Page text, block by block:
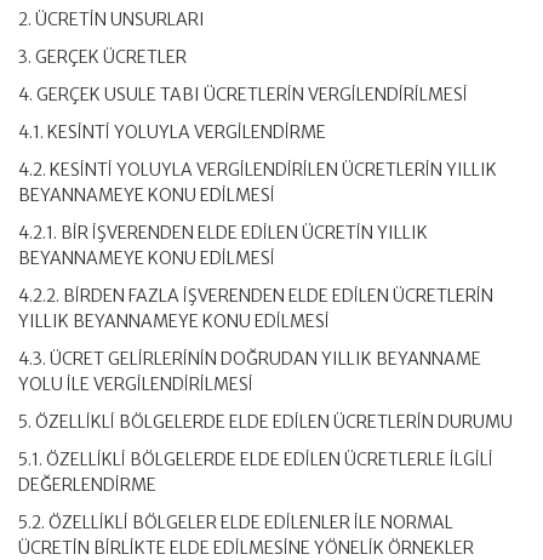
2. ÜCRETİN UNSURLARI
3. GERÇEK ÜCRETLER
4. GERÇEK USULE TABI ÜCRETLERİN VERGİLENDİRİLMESİ
4.1. KESİNTİ YOLUYLA VERGİLENDİRME
4.2. KESİNTİ YOLUYLA VERGİLENDİRİLEN ÜCRETLERİN YILLIK
BEYANNAMEYE KONU EDİLMESİ
4.2.1. BİR İŞVERENDEN ELDE EDİLEN ÜCRETİN YILLIK
BEYANNAMEYE KONU EDİLMESİ
4.2.2. BİRDEN FAZLA İŞVERENDEN ELDE EDİLEN ÜCRETLERİN
YILLIK BEYANNAMEYE KONU EDİLMESİ
4.3. ÜCRET GELİRLERİNİN DOĞRUDAN YILLIK BEYANNAME
YOLU İLE VERGİLENDİRİLMESİ
5. ÖZELLİKLİ BÖLGELERDE ELDE EDİLEN ÜCRETLERİN DURUMU
5.1. ÖZELLİKLİ BÖLGELERDE ELDE EDİLEN ÜCRETLERLE İLGİLİ
DEĞERLENDİRME
5.2. ÖZELLİKLİ BÖLGELER ELDE EDİLENLER İLE NORMAL
ÜCRETİN BİRLİKTE ELDE EDİLMESİNE YÖNELİK ÖRNEKLER